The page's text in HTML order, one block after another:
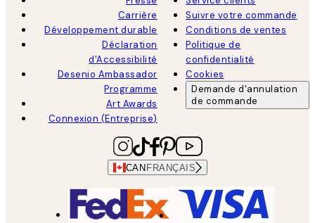
Carrière
Développement durable
Déclaration
d'Accessibilité
Desenio Ambassador
Programme
Art Awards
Connexion (Entreprise)
Suivre votre commande
Conditions de ventes
Politique de
confidentialité
Cookies
Demande d'annulation
de commande
CAN FRANÇAIS